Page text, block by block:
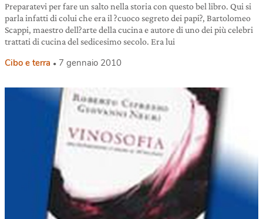
Preparatevi per fare un salto nella storia con questo bel libro. Qui si
parla infatti di colui che era il ?cuoco segreto dei papi?, Bartolomeo
Scappi, maestro dell?arte della cucina e autore di uno dei più celebri
trattati di cucina del sedicesimo secolo. Era lui
Cibo e terra 7 gennaio 2010